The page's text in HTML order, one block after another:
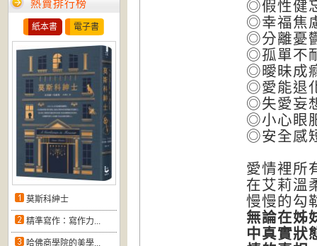
熱賣排行榜
紙本書 電子書
莫斯科紳士
精準寫作：寫作力...
哈佛商學院的美學...
◎假性健
◎幸福焦
◎分離憂
◎孤單不
◎曖昧成
◎愛能退
◎失愛妄
◎小心眼
◎安全感
愛情裡所
在艾莉溫
慢慢的勾
無論在姊
中真實狀